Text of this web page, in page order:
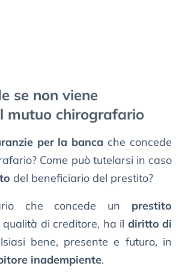
se non viene
mutuo chirografario
per la banca che concede
Come può tutelarsi in caso
del beneficiario del prestito?
che concede un prestito
qualità di creditore, ha il diritto di
bene, presente e futuro, in
inadempiente.